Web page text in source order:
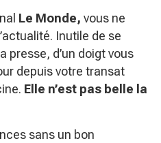
Le Monde, vous ne
Inutile de se
presse, d’un doigt vous
depuis votre transat
Elle n’est pas belle la
sans un bon